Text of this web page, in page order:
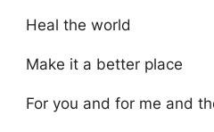
Heal the world
Make it a better place
For you and for me and